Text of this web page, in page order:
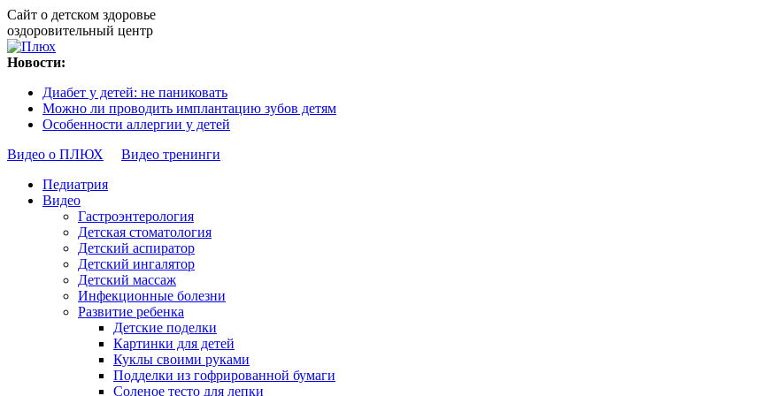
Сайт о детском здоровье
оздоровительный центр
Новости:
Диабет у детей: не паниковать
Можно ли проводить имплантацию зубов детям
Особенности аллергии у детей
Видео о ПЛЮХ
Видео тренинги
Педиатрия
Видео
Гастроэнтерология
Детская стоматология
Детский аспиратор
Детский ингалятор
Детский массаж
Инфекционные болезни
Развитие ребенка
Детские поделки
Картинки для детей
Куклы своими руками
Подделки из гофрированной бумаги
Соленое тесто для лепки